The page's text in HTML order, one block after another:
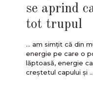
se aprind
tot trupul
... am simțit că din
energie pe care o
lăptoasă, energie
creștetul capului și ...